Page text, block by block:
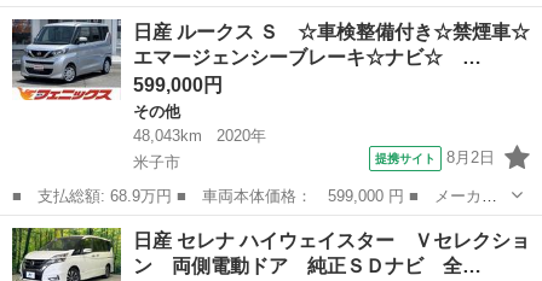
名： 日産 ■ 車種名： デイズルークス ■ グレード名： Ｘ ４
ＷＤ ワンオーナー 純正ナビ／フルセグ／ＤＶＤ／ＣＤ／ＢＴ ア
ラウンドビュ...
鳥取 鳥取市 デイズ
日産 ルークス Ｓ ☆車検整備付き☆禁煙車☆
エマージェンシーブレーキ☆ナビ☆ …
599,000円
その他
48,043km
2020年
米子市
提携サイト 8月2日
■ 支払総額: 68.9万円 ■ 車両本体価格： 599,000 円 ■ メーカー
名： 日産 ■ 車種名： ルークス ■ グレード名： Ｓ ☆車検整
備付き☆禁煙車☆エマージェンシーブレーキ☆ナビ☆ エマージェン
シーブレーキ...
鳥取 米子市 その他
日産 セレナ ハイウェイスター Ｖセレクショ
ン 両側電動ドア 純正ＳＤナビ 全…